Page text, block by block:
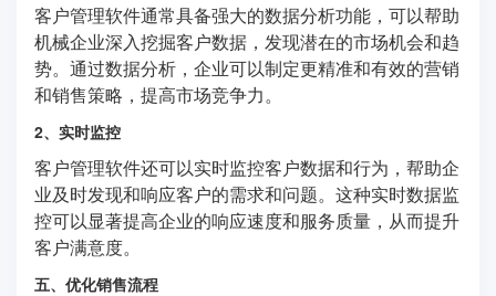
客户管理软件通常具备强大的数据分析功能，可以帮助
机械企业深入挖掘客户数据，发现潜在的市场机会和趋
势。通过数据分析，企业可以制定更精准和有效的营销
和销售策略，提高市场竞争力。
2、实时监控
客户管理软件还可以实时监控客户数据和行为，帮助企
业及时发现和响应客户的需求和问题。这种实时数据监
控可以显著提高企业的响应速度和服务质量，从而提升
客户满意度。
五、优化销售流程